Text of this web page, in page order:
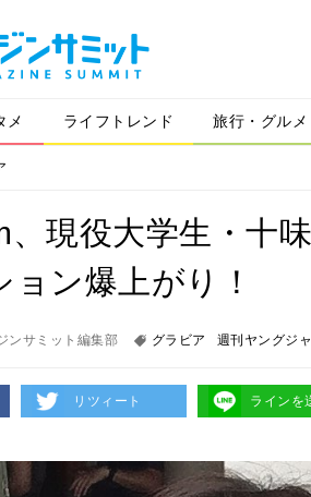
メ ライフトレンド 旅行・グルメ
、現役大学生・十
ョン爆上がり！
ンサミット編集部 グラビア 週刊ヤングジ
リツィート ラインを